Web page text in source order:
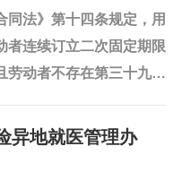
同法》第十四条规定，用
者连续订立二次固定期限
劳动者不存在第三十九条
满后不能胜任工作或客观
）的情形，劳动者提...
异地就医管理办